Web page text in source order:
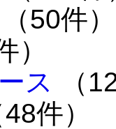
（50件）
）
ス
（
48件）